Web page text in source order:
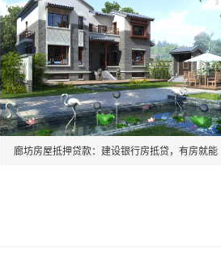
廊坊房屋抵押贷款：建设银行房抵贷，有房就能